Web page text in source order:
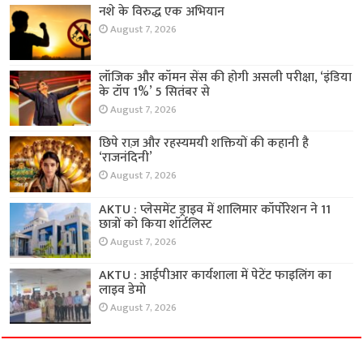
नशे के विरुद्ध एक अभियान
August 7, 2026
लॉजिक और कॉमन सेंस की होगी असली परीक्षा, ‘इंडिया
के टॉप 1%’ 5 सितंबर से
August 7, 2026
छिपे राज़ और रहस्यमयी शक्तियों की कहानी है
‘राजनंदिनी’
August 7, 2026
AKTU : प्लेसमेंट ड्राइव में शालिमार कॉर्पोरेशन ने 11
छात्रों को किया शॉर्टलिस्ट
August 7, 2026
AKTU : आईपीआर कार्यशाला में पेटेंट फाइलिंग का
लाइव डेमो
August 7, 2026